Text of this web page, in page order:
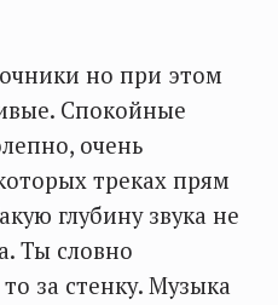
но при этом
Спокойные
очень
треках прям
глубину звука не
Ты словно
за стенку. Музыка